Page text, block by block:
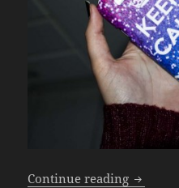
Continue reading Mijn